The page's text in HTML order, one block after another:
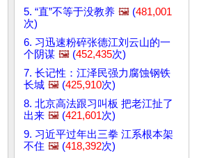
5. “直”不等于没教养 🖼️ (481,001
次)
6. 习迅速粉碎张德江刘云山的一
个阴谋 🖼️ (452,435次)
7. 长记性：江泽民强力腐蚀钢铁
长城 🖼️ (425,910次)
8. 北京高法跟习叫板 把老江扯了
出来 🖼️ (421,601次)
9. 习近平过年出三拳 江系根本架
不住 🖼️ (418,392次)